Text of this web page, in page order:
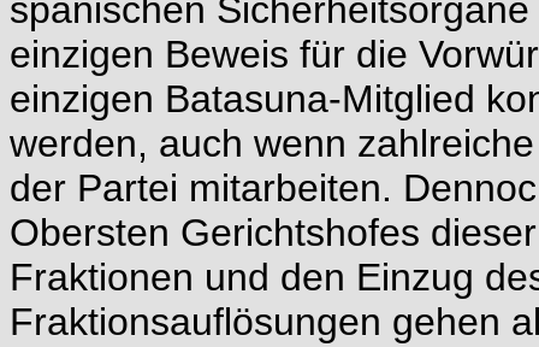
spanischen
einzigen Beweis für die
einzigen Batasuna-Mitglied
werden, auch wenn
der Partei mitarbeiten.
Obersten Gerichtshofes
Fraktionen und den Einzug
Fraktionsauflösungen gehen